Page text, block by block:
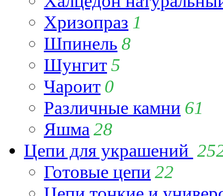
Хризопраз 1
Шпинель 8
Шунгит5
Чароит 0
Различные камни 61
Яшма 28
Цепи для украшений
Готовые цепи 22